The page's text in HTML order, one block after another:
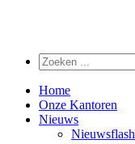
Home
Onze Kantoren
Nieuws
Nieuwsflash